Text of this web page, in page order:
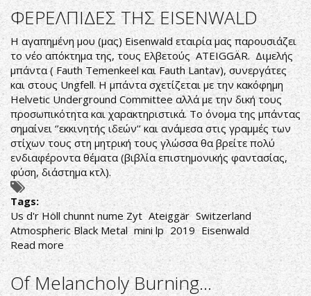
aus
Nord-
Ultima
Thulée
ΦΕΡΕΛΠΙΔΕΣ ΤΗΣ EISENWALD
Η αγαπημένη μου (μας) Eisenwald εταιρία μας παρουσιάζει
το νέο απόκτημα της, τους Ελβετούς ATEIGGÄR. Διμελής
μπάντα ( Fauth Temenkeel και Fauth Lantav), συνεργάτες
και στους Ungfell. H μπάντα σχετίζεται με την κακόφημη
Helvetic Underground Committee αλλά με την δική τους
προσωπικότητα και χαρακτηριστικά. Το όνομα της μπάντας
σημαίνει ‘’εκκινητής ιδεών’’ και ανάμεσα στις γραμμές των
στίχων τους στη μητρική τους γλώσσα θα βρείτε πολύ
ενδιαφέροντα θέματα (βιβλία επιστημονικής φαντασίας,
φύση, διάστημα κτλ).
Tags:
Us d'r Höll chunnt nume Zyt Ateiggär Switzerland
Atmospheric Black Metal mini lp 2019 Eisenwald
Read more about
ΦΕΡΕΛΠΙΔΕΣ
ΤΗΣ
EISENWALD
Of Melancholy Burning...